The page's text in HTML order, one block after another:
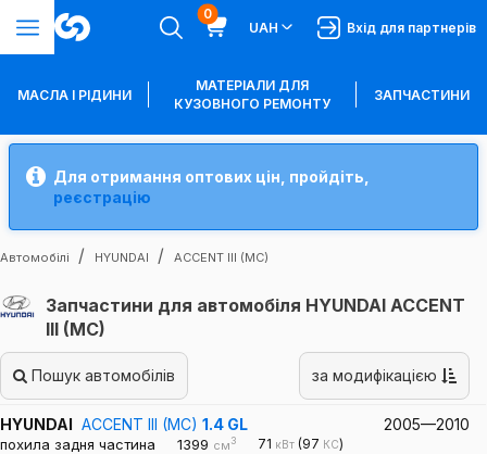
0
UAH
Вхід для партнерів
МАСЛА І РІДИНИ
МАТЕРІАЛИ ДЛЯ
КУЗОВНОГО РЕМОНТУ
ЗАПЧАСТИНИ
Для отримання оптових цін, пройдіть,
реєстрацію
Автомобілі HYUNDAI ACCENT III (MC)
Запчастини для автомобіля HYUNDAI ACCENT
III (MC)
Пошук автомобілів за модифікацією
HYUNDAI ACCENT III (MC) 1.4 GL 2005—2010
похила задня частина 1399 см3 71 кВт (97 КС)